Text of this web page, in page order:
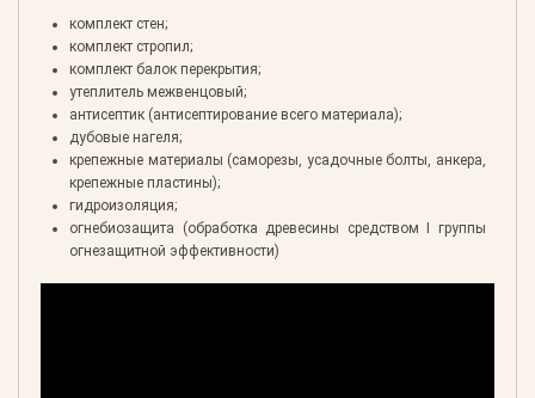
комплект стен;
комплект стропил;
комплект балок перекрытия;
утеплитель межвенцовый;
антисептик (антисептирование всего материала);
дубовые нагеля;
крепежные материалы (саморезы, усадочные болты, анкера,
крепежные пластины);
гидроизоляция;
огнебиозащита (обработка древесины средством I группы
огнезащитной эффективности)